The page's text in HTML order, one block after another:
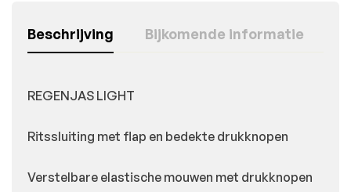
Beschrijving Bijkomende informatie
REGENJAS LIGHT
Ritssluiting met flap en bedekte drukknopen
Verstelbare elastische mouwen met drukknopen